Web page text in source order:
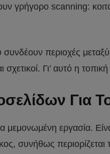
γρήγορο scanning:
περιοχές
Γι’ αυτό η
Για
εργασία.
συνήθως περιορίζεται